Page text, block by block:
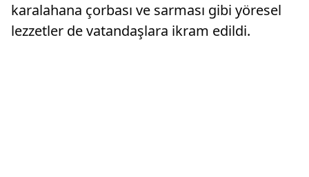
karalahana çorbası ve sarması gibi yöresel
lezzetler de vatandaşlara ikram edildi.